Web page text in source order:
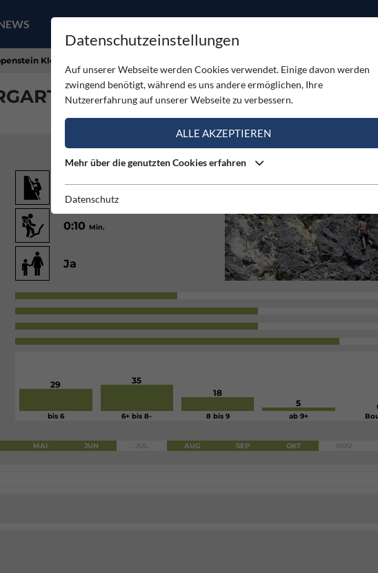
PRODUKTE
Klettergarten
10 40
0:10 Min.
Ja
29
bis 6
35
6+ bis 8-
18
8 bis 9
5
ab 9+
MAI JUN AUG SEP OKT
Datenschutzeinstellungen
Auf unserer Webseite werden Cookies verwendet. Einige davon werden
zwingend benötigt, während es uns andere ermöglichen, Ihre
Nutzererfahrung auf unserer Webseite zu verbessern.
ALLE AKZEPTIEREN
Mehr über die genutzten Cookies erfahren
Datenschutz